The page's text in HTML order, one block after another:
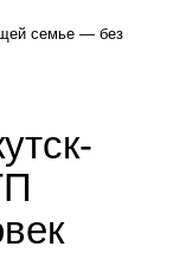
семье — без